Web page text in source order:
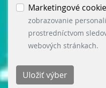
menu „Nastavenie
stránky. Podrobné
na našej stránke
Marketingové
zobrazovanie
prostredníctvom
webových stránkach.